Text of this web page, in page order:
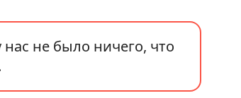
не было ничего, что